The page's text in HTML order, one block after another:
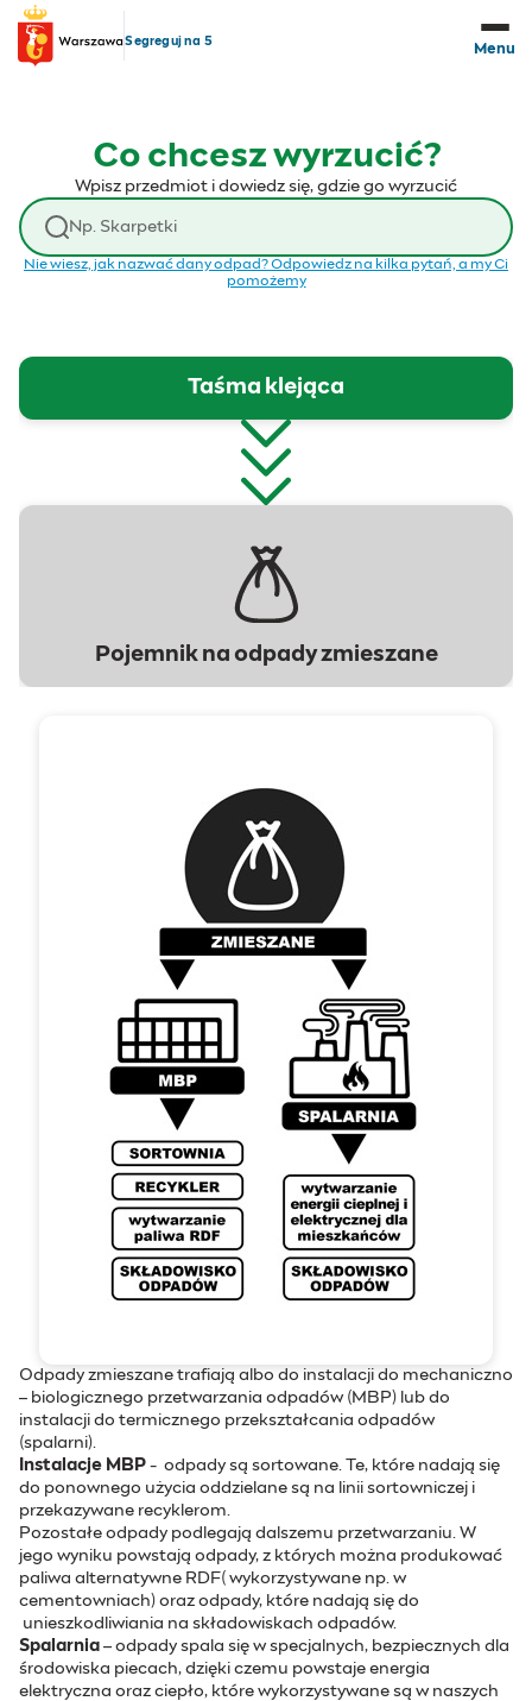
Przejdź do treści
Segreguj na 5
Menu
Co chcesz wyrzucić?
Wpisz przedmiot i dowiedz się, gdzie go wyrzucić
Wyszukaj odpad
Nie wiesz, jak nazwać dany odpad? Odpowiedz na kilka pytań, a my Ci
pomożemy
Taśma klejąca
Pojemnik na odpady zmieszane
Odpady zmieszane trafiają albo do instalacji do mechaniczno
– biologicznego przetwarzania odpadów (MBP) lub do
instalacji do termicznego przekształcania odpadów
(spalarni).
Instalacje MBP - odpady są sortowane. Te, które nadają się
do ponownego użycia oddzielane są na linii sortowniczej i
przekazywane recyklerom.
Pozostałe odpady podlegają dalszemu przetwarzaniu. W
jego wyniku powstają odpady, z których można produkować
paliwa alternatywne RDF( wykorzystywane np. w
cementowniach) oraz odpady, które nadają się do
unieszkodliwiania na składowiskach odpadów.
Spalarnia – odpady spala się w specjalnych, bezpiecznych dla
środowiska piecach, dzięki czemu powstaje energia
elektryczna oraz ciepło, które wykorzystywane są w naszych